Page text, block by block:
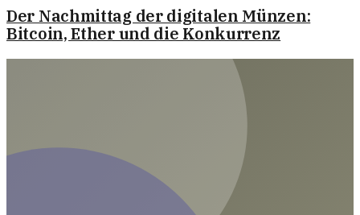
Der Nachmittag der digitalen Münzen:
Bitcoin, Ether und die Konkurrenz